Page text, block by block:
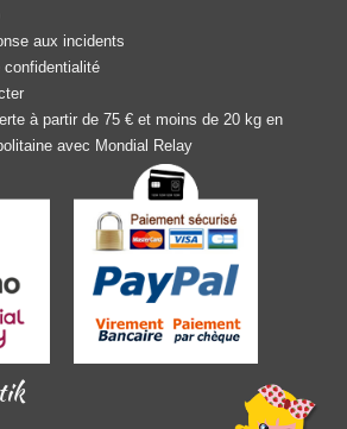
aux incidents
confidentialité
à partir de 75 € et moins de 20 kg en
avec Mondial Relay